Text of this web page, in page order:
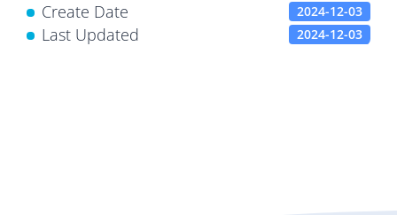
Create Date 2024-12-03
Last Updated 2024-12-03